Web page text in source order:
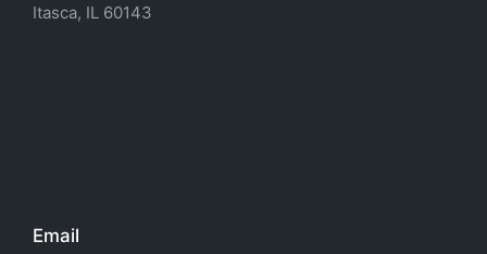
Itasca, IL 60143
Email